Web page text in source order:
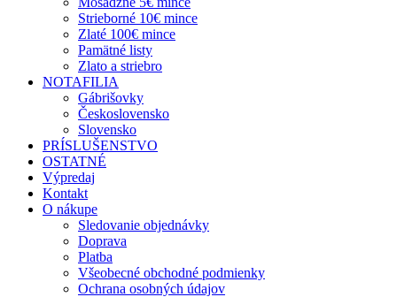
Strieborné 10€ mince
Zlaté 100€ mince
Pamätné listy
Zlato a striebro
NOTAFILIA
Gábrišovky
Československo
Slovensko
PRÍSLUŠENSTVO
OSTATNÉ
Výpredaj
Kontakt
O nákupe
Sledovanie objednávky
Doprava
Platba
Všeobecné obchodné podmienky
Ochrana osobných údajov